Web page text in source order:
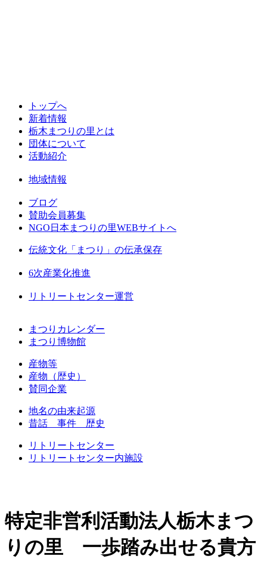
トップへ
新着情報
栃木まつりの里とは
団体について
活動紹介
地域情報
ブログ
賛助会員募集
NGO日本まつりの里WEBサイトへ
伝統文化「まつり」の伝承保存
6次産業化推進
リトリートセンター運営
まつりカレンダー
まつり博物館
産物等
産物（歴史）
賛同企業
地名の由来起源
昔話 事件 歴史
リトリートセンター
リトリートセンター内施設
特定非営利活動法人栃木まつ
りの里 一歩踏み出せる貴方